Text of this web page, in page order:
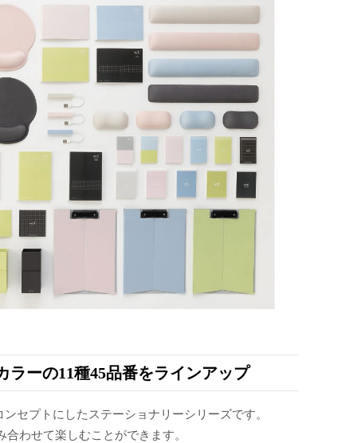
ーの11種45品番をラインアップ
セプトにしたステーショナリーシリーズです。
わせて楽しむことができます。